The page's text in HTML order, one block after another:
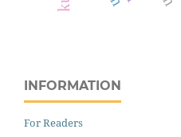
INFORMATION
For Readers